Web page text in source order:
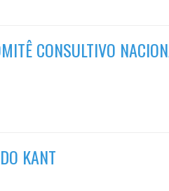
CONSULTIVO
KANT